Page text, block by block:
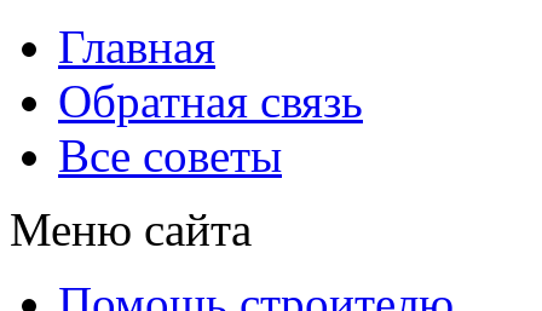
Главная
Обратная связь
Все советы
Меню сайта